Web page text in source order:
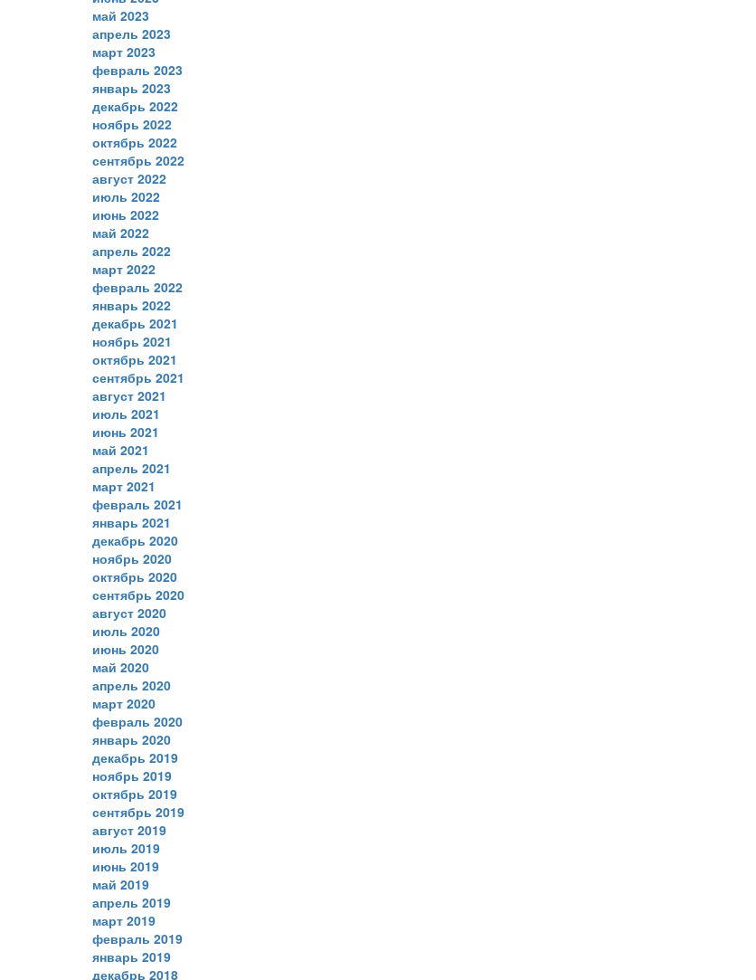
май 2023
апрель 2023
март 2023
февраль 2023
январь 2023
декабрь 2022
ноябрь 2022
октябрь 2022
сентябрь 2022
август 2022
июль 2022
июнь 2022
май 2022
апрель 2022
март 2022
февраль 2022
январь 2022
декабрь 2021
ноябрь 2021
октябрь 2021
сентябрь 2021
август 2021
июль 2021
июнь 2021
май 2021
апрель 2021
март 2021
февраль 2021
январь 2021
декабрь 2020
ноябрь 2020
октябрь 2020
сентябрь 2020
август 2020
июль 2020
июнь 2020
май 2020
апрель 2020
март 2020
февраль 2020
январь 2020
декабрь 2019
ноябрь 2019
октябрь 2019
сентябрь 2019
август 2019
июль 2019
июнь 2019
май 2019
апрель 2019
март 2019
февраль 2019
январь 2019
декабрь 2018